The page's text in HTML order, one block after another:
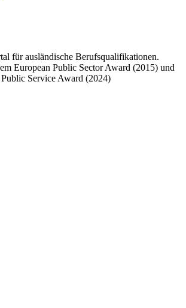
für ausländische Berufsqualifikationen.
European Public Sector Award (2015) und
Service Award (2024)